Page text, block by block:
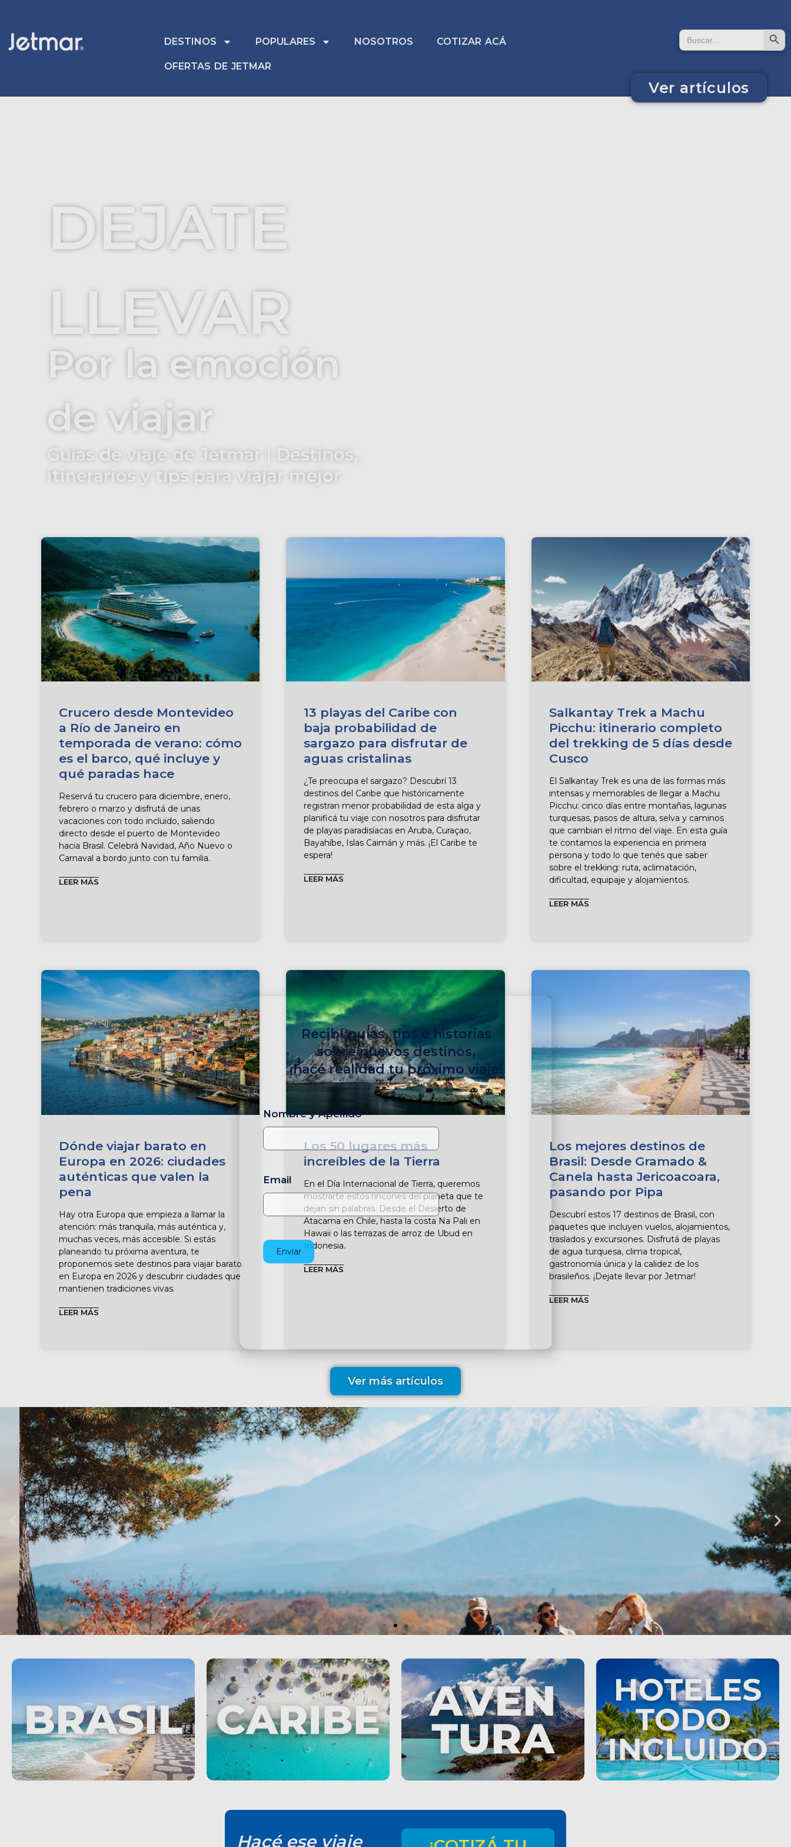
content
DESTINOS POPULARES NOSOTROS COTIZAR ACÁ
OFERTAS DE JETMAR
Search
for:
Search
DEJATE
LLEVAR
Por la emoción
de viajar
Guías de viaje de Jetmar | Destinos,
itinerarios y tips para viajar mejor
Ver artículos
Crucero desde Montevideo
a Río de Janeiro en
temporada de verano: cómo
es el barco, qué incluye y
qué paradas hace
Reservá tu crucero para diciembre, enero,
febrero o marzo y disfrutá de unas
vacaciones con todo incluido, saliendo
directo desde el puerto de Montevideo
hacia Brasil. Celebrá Navidad, Año Nuevo o
Carnaval a bordo junto con tu familia.
LEER MÁS
13 playas del Caribe con
baja probabilidad de
sargazo para disfrutar de
aguas cristalinas
¿Te preocupa el sargazo? Descubrí 13
destinos del Caribe que históricamente
registran menor probabilidad de esta alga y
planificá tu viaje con nosotros para disfrutar
de playas paradisíacas en Aruba, Curaçao,
Bayahíbe, Islas Caimán y más. ¡El Caribe te
espera!
LEER MÁS
Salkantay Trek a Machu
Picchu: itinerario completo
del trekking de 5 días desde
Cusco
El Salkantay Trek es una de las formas más
intensas y memorables de llegar a Machu
Picchu: cinco días entre montañas, lagunas
turquesas, pasos de altura, selva y caminos
que cambian el ritmo del viaje. En esta guía
te contamos la experiencia en primera
persona y todo lo que tenés que saber
sobre el trekking: ruta, aclimatación,
dificultad, equipaje y alojamientos.
LEER MÁS
Dónde viajar barato en
Europa en 2026: ciudades
auténticas que valen la
pena
Hay otra Europa que empieza a llamar la
atención: más tranquila, más auténtica y,
muchas veces, más accesible. Si estás
planeando tu próxima aventura, te
proponemos siete destinos para viajar barato
en Europa en 2026 y descubrir ciudades que
mantienen tradiciones vivas.
LEER MÁS
Los 50 lugares más
increíbles de la Tierra
En el Día Internacional de Tierra, queremos
mostrarte estos rincones del planeta que te
dejan sin palabras. Desde el Desierto de
Atacama en Chile, hasta la costa Na Pali en
Hawaii o las terrazas de arroz de Ubud en
Indonesia.
LEER MÁS
Los mejores destinos de
Brasil: Desde Gramado &
Canela hasta Jericoacoara,
pasando por Pipa
Descubrí estos 17 destinos de Brasil, con
paquetes que incluyen vuelos, alojamientos,
traslados y excursiones. Disfrutá de playas
de agua turquesa, clima tropical,
gastronomía única y la calidez de los
brasileños. ¡Dejate llevar por Jetmar!
LEER MÁS
Ver más artículos
Itinerarios hechos por
expertos
Explorá propuestas, recorridos y recomendaciones
para viajar mejor en cada etapa.
Hacé ese viaje
Recibí guías, tips e historias
sobre nuevos destinos,
¡hacé realidad tu próximo viaje!
Nombre y Apellido
Email
Enviar